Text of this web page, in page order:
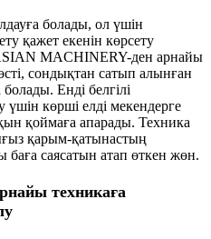
болады, ол үшін
қажет екенін көрсету
MACHINERY-ден арнайы
сондықтан сатып алынған
Енді белгілі
үшін көрші елді мекендерге
қоймаға апарады. Техника
қарым-қатынастың
саясатын атап өткен жөн.
техникаға